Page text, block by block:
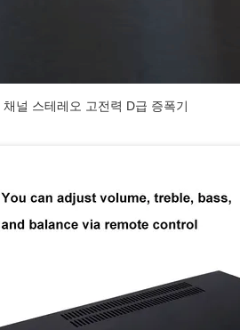
널 스테레오 고전력 D급 증폭기